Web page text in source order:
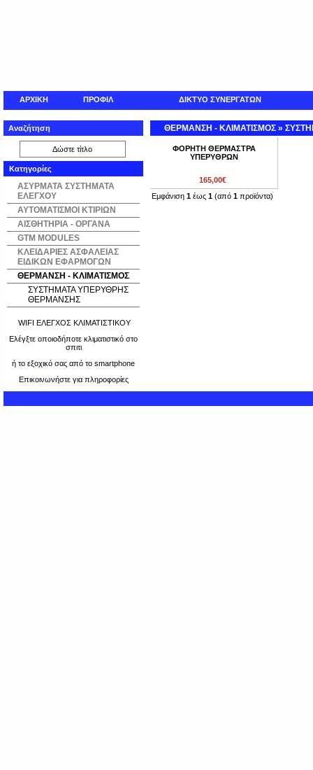
ΑΡΧΙΚΗ ΠΡΟΦΙΛ ΔΙΚΤΥΟ ΣΥΝΕΡΓΑΤΩΝ
Αναζήτηση
Κατηγορίες
ΑΣΥΡΜΑΤΑ ΣΥΣΤΗΜΑΤΑ
ΕΛΕΓΧΟΥ
ΑΥΤΟΜΑΤΙΣΜΟΙ ΚΤΙΡΙΩΝ
ΑΙΣΘΗΤΗΡΙΑ - ΟΡΓΑΝΑ
GTM MODULES
ΚΛΕΙΔΑΡΙΕΣ ΑΣΦΑΛΕΙΑΣ
ΕΙΔΙΚΩΝ ΕΦΑΡΜΟΓΩΝ
ΘΕΡΜΑΝΣΗ - ΚΛΙΜΑΤΙΣΜΟΣ
ΣΥΣΤΗΜΑΤΑ ΥΠΕΡΥΘΡΗΣ
ΘΕΡΜΑΝΣΗΣ
WIFI ΕΛΕΓΧΟΣ ΚΛΙΜΑΤΙΣΤΙΚΟΥ
Ελέγξτε οποιοδήποτε κλιματιστικό στο
σπιτι
ή το εξοχικό σας από το smartphone
Επικοινωνήστε για πληροφορίες
ΘΕΡΜΑΝΣΗ - ΚΛΙΜΑΤΙΣΜΟΣ »
ΦΟΡΗΤΗ ΘΕΡΜΑΣΤΡΑ
ΥΠΕΡΥΘΡΩΝ
165,00€
Εμφάνιση 1 έως 1 (από 1 προϊόντα)